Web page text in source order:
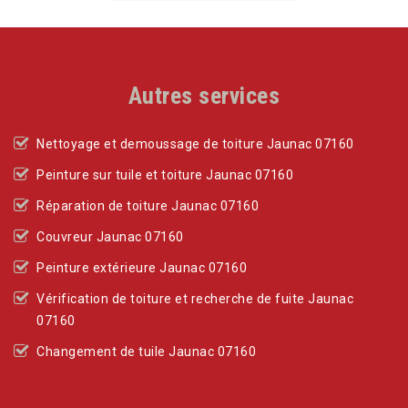
Autres services
Nettoyage et demoussage de toiture Jaunac 07160
Peinture sur tuile et toiture Jaunac 07160
Réparation de toiture Jaunac 07160
Couvreur Jaunac 07160
Peinture extérieure Jaunac 07160
Vérification de toiture et recherche de fuite Jaunac
07160
Changement de tuile Jaunac 07160